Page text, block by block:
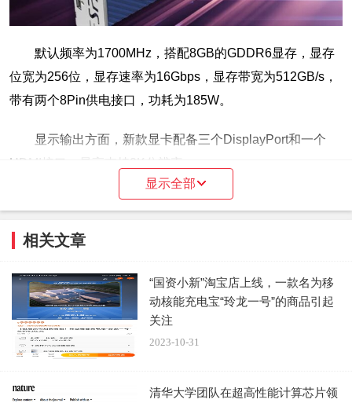
默认频率为1700MHz，搭配8GB的GDDR6显存，显存
位宽为256位，显存速率为16Gbps，显存带宽为512GB/s，
带有两个8Pin供电接口，功耗为185W。
显示输出方面，新款显卡配备三个DisplayPort和一个
HDMI接口，最高支持8K分辨率。
显示全部
相关文章
“国资小新”淘宝店上线，一款名为移
动核能充电宝“玲龙一号”的商品引起
关注
2023-10-31
清华大学团队在超高性能计算芯片领